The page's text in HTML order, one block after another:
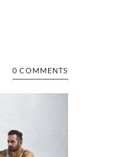
0 COMMENTS